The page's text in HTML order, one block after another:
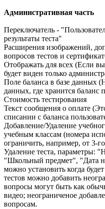
Административная часть
Переключатель -
результаты теста"
Расширения изображений,
вопросов тестов и
Отображать для всех (Если
будет виден только
Поле баланса в базе данных
данных, где хранится баланс
Стоимость тестирования
Текст сообщения о оплате
списании с баланса
Добавление/Удаление
учебным классам (номера
ограничить, например, от 3-
Удаление теста, параметры:
"Школьный предмет", "Дата
можно установить когда
тестов можно добавить
вопросы могут быть как
видео; неограниченое
вопросам.